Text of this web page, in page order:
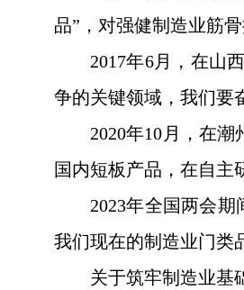
品”，对强健制造业筋骨
2017年6月，在山
争的关键领域，我们要
2020年10月，在
国内短板产品，在自主
2023年全国两会
我们现在的制造业门类
关于筑牢制造业基